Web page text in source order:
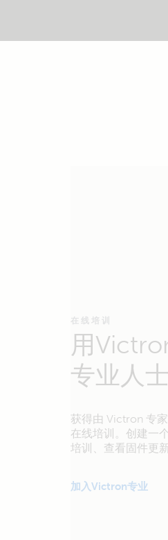
在线培训
用
专业人士
获得由 Victron 专
在线培训。创建一
培训、查看固件更
加入Victron专业